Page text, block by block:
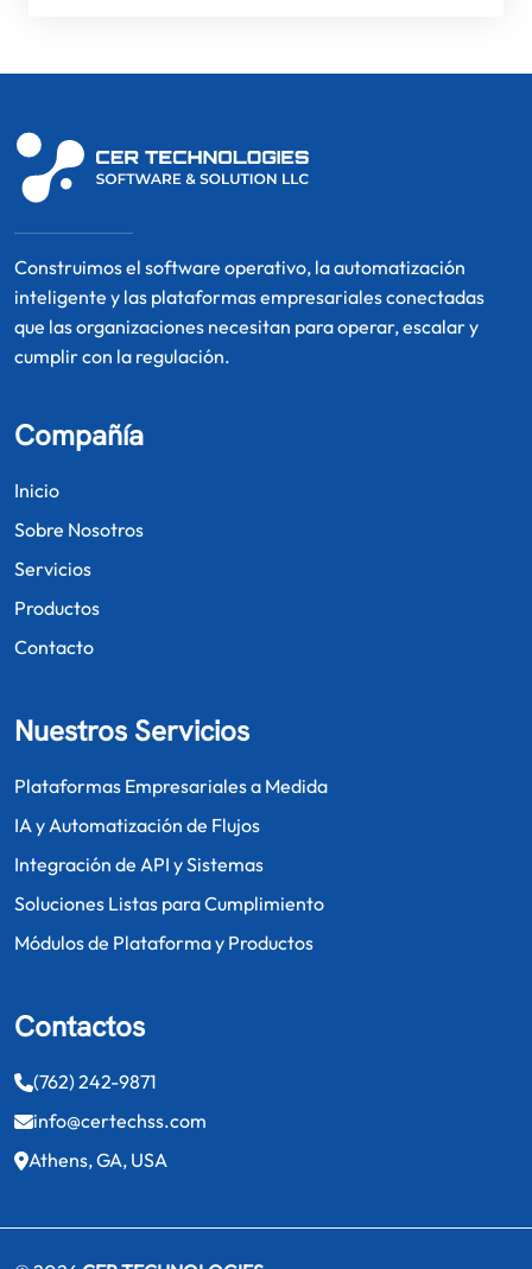
Construimos el software operativo, la automatización
inteligente y las plataformas empresariales conectadas
que las organizaciones necesitan para operar, escalar y
cumplir con la regulación.
Compañía
Inicio
Sobre Nosotros
Servicios
Productos
Contacto
Nuestros Servicios
Plataformas Empresariales a Medida
IA y Automatización de Flujos
Integración de API y Sistemas
Soluciones Listas para Cumplimiento
Módulos de Plataforma y Productos
Contactos
(762) 242-9871
info@certechss.com
Athens, GA, USA